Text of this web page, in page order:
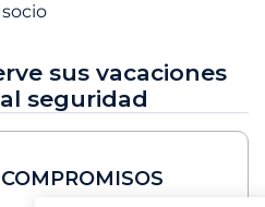
sus vacaciones
seguridad